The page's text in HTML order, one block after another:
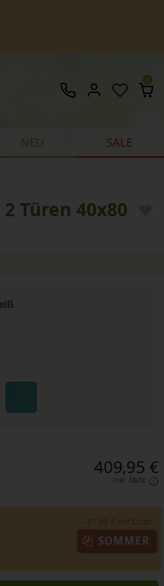
0
NEU SALE
Türen 40x80
409,95 €
inkl. MwSt.
SOMMER